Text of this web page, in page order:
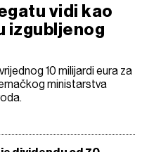
vidi kao
izgubljenog
10 milijardi eura za
ministarstva